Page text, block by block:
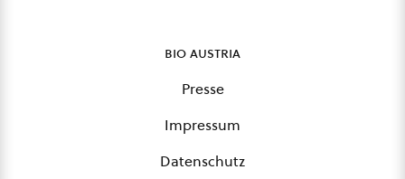
bio austria
Presse
Impressum
Datenschutz